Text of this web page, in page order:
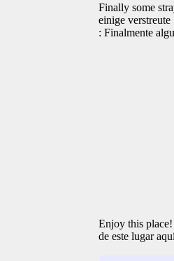
Finally some
einige verstreute
: Finalmente
Enjoy this place!
de este lugar